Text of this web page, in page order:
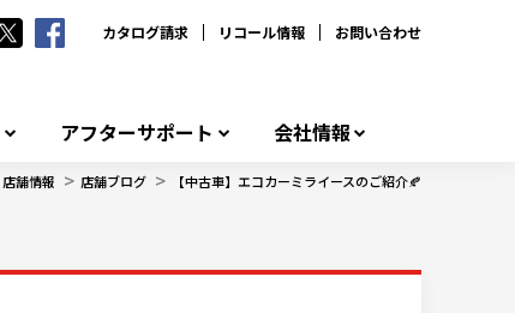
カタログ請求 リコール情報 お問い合わせ
アフターサポート 会社情報
店舗情報 > 店舗ブログ > 【中古車】エコカーミライースのご紹介🍂